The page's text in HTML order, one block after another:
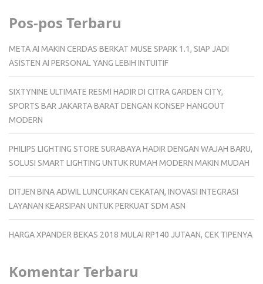
Pos-pos Terbaru
META AI MAKIN CERDAS BERKAT MUSE SPARK 1.1, SIAP JADI
ASISTEN AI PERSONAL YANG LEBIH INTUITIF
SIXTYNINE ULTIMATE RESMI HADIR DI CITRA GARDEN CITY,
SPORTS BAR JAKARTA BARAT DENGAN KONSEP HANGOUT
MODERN
PHILIPS LIGHTING STORE SURABAYA HADIR DENGAN WAJAH BARU,
SOLUSI SMART LIGHTING UNTUK RUMAH MODERN MAKIN MUDAH
DITJEN BINA ADWIL LUNCURKAN CEKATAN, INOVASI INTEGRASI
LAYANAN KEARSIPAN UNTUK PERKUAT SDM ASN
HARGA XPANDER BEKAS 2018 MULAI RP140 JUTAAN, CEK TIPENYA
Komentar Terbaru